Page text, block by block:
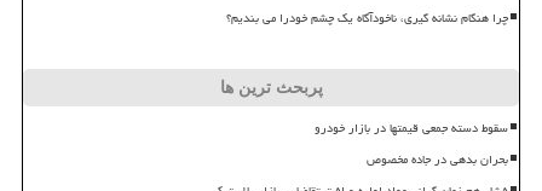
چرا هنگام نشانه گیری، ناخودآگاه یک چشم خودرا می بندیم؟
پربحث ترین ها
سقوط دسته جمعی قیمتها در بازار خودرو
بحران بدهی در جاده مخصوص